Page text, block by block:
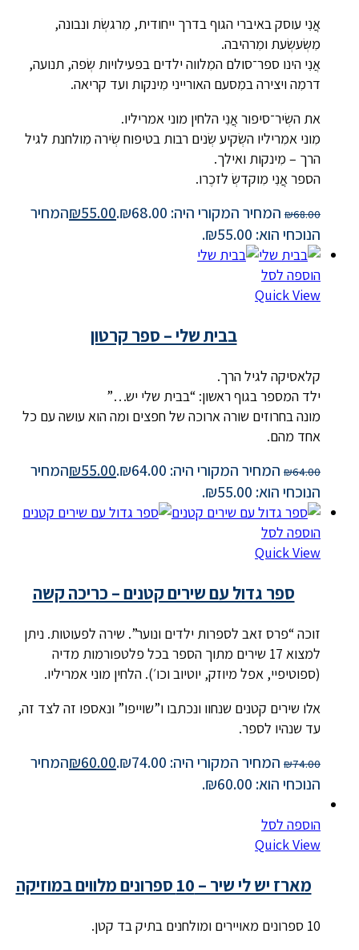
אֲֲנִִי עוסק באיברי הגוף בדרך ייחודית, מִרגשְׂת ונבונה,
מִשְׂעשְׂעת ומִרהיבה.
אֲנִִי הינו ספר־סולם המִלווה ילדים בפעילויות שְׂפה, תנועה,
דרמִה ויצירה במִסעם האורייני מִינקות ועד קריאה.
את השְׂיר־סיפור אֲֲנִִי הלחין מוני אמריליו.
מִוני אמִריליו השְׂקיע שְׂנים רבות בטיפוח שְׂירה מִולחנת לגיל
הרך – מִינקות ואילך.
הספר אֲֲנִִי מִוקדשְׂ לזכֶרו.
₪68.00 המחיר המקורי היה: ₪68.00. ₪55.00
המחיר
הנוכחי הוא: ₪55.00.
הוספה לסל
Quick View
בבית שלי – ספר קרטון
קלאסיקה לגיל הרך.
ילד המספר בגוף ראשון: “בבית שלי יש…”
מונה בחרוזים שורה ארוכה של חפצים ומה הוא עושה עם כל
אחד מהם.
₪64.00 המחיר המקורי היה: ₪64.00. ₪55.00
המחיר
הנוכחי הוא: ₪55.00.
הוספה לסל
Quick View
ספר גדול עם שירים קטנים – כריכה קשה
זוכה “פרס זאב לספרות ילדים ונוער”. שירה לפעוטות. ניתן
למצוא 17 שירים מתוך הספר בכל פלטפורמות מדיה
(ספוטיפיי, אפל מיוזק, יוטיוב וכו׳). הלחין מוני אמריליו.
אלו שירים קטנים שנחוו ונכתבו ו”שוייפו” ונאספו זה לצד זה,
עד שנהיו לספר.
₪74.00 המחיר המקורי היה: ₪74.00. ₪60.00
המחיר
הנוכחי הוא: ₪60.00.
הוספה לסל
Quick View
מארז יש לי שיר – 10 ספרונים מלווים במוזיקה
10 ספרונים מאויירים ומולחנים בתיק בד קטן.